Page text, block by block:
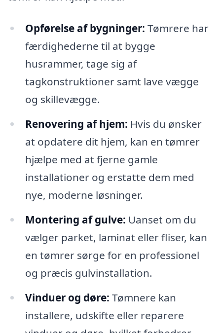
Opførelse af bygninger: Tømrere har
færdighederne til at bygge
husrammer, tage sig af
tagkonstruktioner samt lave vægge
og skillevægge.
Renovering af hjem: Hvis du ønsker
at opdatere dit hjem, kan en tømrer
hjælpe med at fjerne gamle
installationer og erstatte dem med
nye, moderne løsninger.
Montering af gulve: Uanset om du
vælger parket, laminat eller fliser, kan
en tømrer sørge for en professionel
og præcis gulvinstallation.
Vinduer og døre: Tømnere kan
installere, udskifte eller reparere